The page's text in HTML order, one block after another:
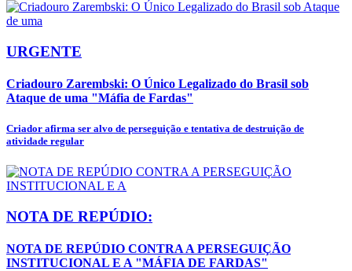
URGENTE
Criadouro Zarembski: O Único Legalizado do Brasil sob
Ataque de uma "Máfia de Fardas"
Criador afirma ser alvo de perseguição e tentativa de destruição de
atividade regular
NOTA DE REPÚDIO:
NOTA DE REPÚDIO CONTRA A PERSEGUIÇÃO
INSTITUCIONAL E A "MÁFIA DE FARDAS"